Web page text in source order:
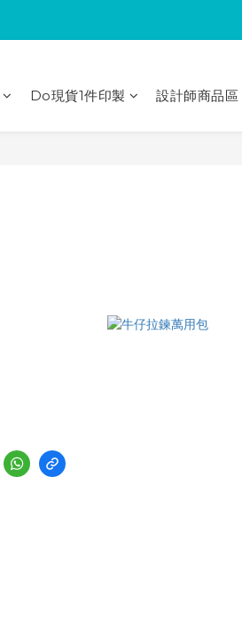
Do現貨1件印製 設計師商品區